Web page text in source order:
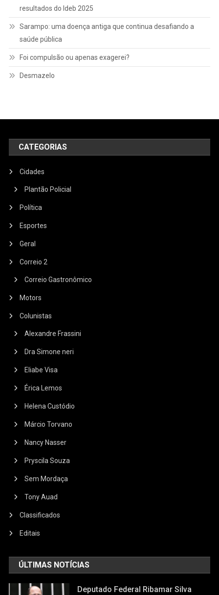
resultados do Ideb 2025
Sarampo: uma doença antiga que continua desafiando a
saúde pública
Foi compulsão ou apenas exagerei?
Desmazelo
CATEGORIAS
Cidades
Plantão Policial
Política
Esportes
Geral
Correio 2
Correio Gastronômico
Motors
Colunistas
Alexandre Frassini
Dra Simone neri
Eliabe Visa
Érica Lemos
Helena Custódio
Márcio Torvano
Nancy Nasser
Pryscila Souza
Sem Mordaça
Tony Auad
Classificados
Editais
ÚLTIMAS NOTÍCIAS
Deputado Federal Ribamar Silva